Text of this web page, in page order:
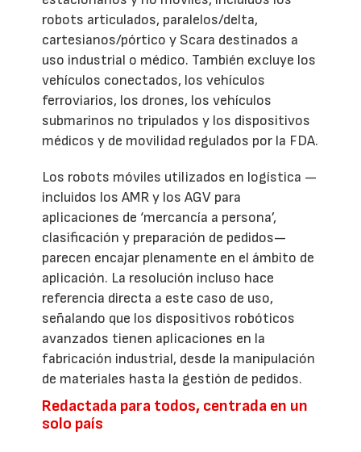
robots articulados, paralelos/delta,
cartesianos/pórtico y Scara destinados a
uso industrial o médico. También excluye los
vehículos conectados, los vehículos
ferroviarios, los drones, los vehículos
submarinos no tripulados y los dispositivos
médicos y de movilidad regulados por la FDA.
Los robots móviles utilizados en logística —
incluidos los AMR y los AGV para
aplicaciones de ‘mercancía a persona’,
clasificación y preparación de pedidos—
parecen encajar plenamente en el ámbito de
aplicación. La resolución incluso hace
referencia directa a este caso de uso,
señalando que los dispositivos robóticos
avanzados tienen aplicaciones en la
fabricación industrial, desde la manipulación
de materiales hasta la gestión de pedidos.
Redactada para todos, centrada en un
solo país